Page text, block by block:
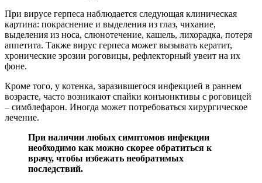
При вирусе герпеса наблюдается следующая клиническая
картина: покраснение и выделения из глаз, чихание,
выделения из носа, слюнотечение, кашель, лихорадка, потеря
аппетита. Также вирус герпеса может вызывать кератит,
хронические эрозии роговицы, рефлекторный увеит на их
фоне.
Кроме того, у котенка, заразившегося инфекцией в раннем
возрасте, часто возникают спайки конъюнктивы с роговицей
– симблефарон. Иногда может потребоваться хирургическое
лечение.
При наличии любых симптомов инфекции
необходимо как можно скорее обратиться к
врачу, чтобы избежать необратимых
последствий.